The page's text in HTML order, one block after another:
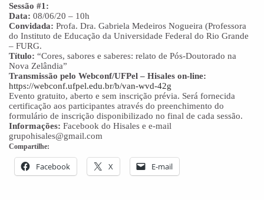
Sessão #1:
Data: 08/06/20 – 10h
Convidada: Profa. Dra. Gabriela Medeiros Nogueira (Professora
do Instituto de Educação da Universidade Federal do Rio Grande
– FURG.
Título: “Cores, sabores e saberes: relato de Pós-Doutorado na
Nova Zelândia”
Transmissão pelo Webconf/UFPel – Hisales on-line:
https://webconf.ufpel.edu.br/b/van-wvd-42g
Evento gratuito, aberto e sem inscrição prévia. Será fornecida
certificação aos participantes através do preenchimento do
formulário de inscrição disponibilizado no final de cada sessão.
Informações: Facebook do Hisales e e-mail
grupohisales@gmail.com
Compartilhe:
Facebook X E-mail